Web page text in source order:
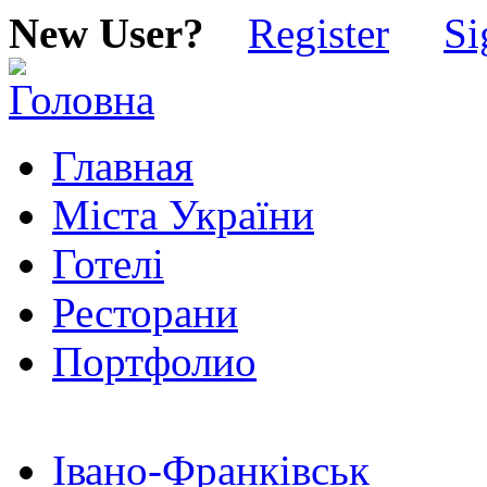
New User? Register
Главная
Міста України
Готелі
Ресторани
Портфолио
Івано-Франківськ